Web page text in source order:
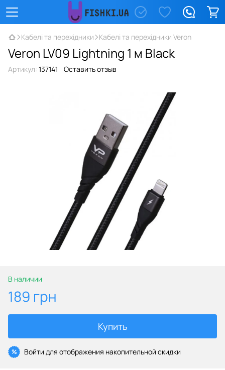
Кабелі та перехідники Кабелі та перехідники Veron
Veron LV09 Lightning 1 м Black
Артикул: 137141 Оставить отзыв
В наличии
189 грн
Купить
% Войти для отображения накопительной скидки